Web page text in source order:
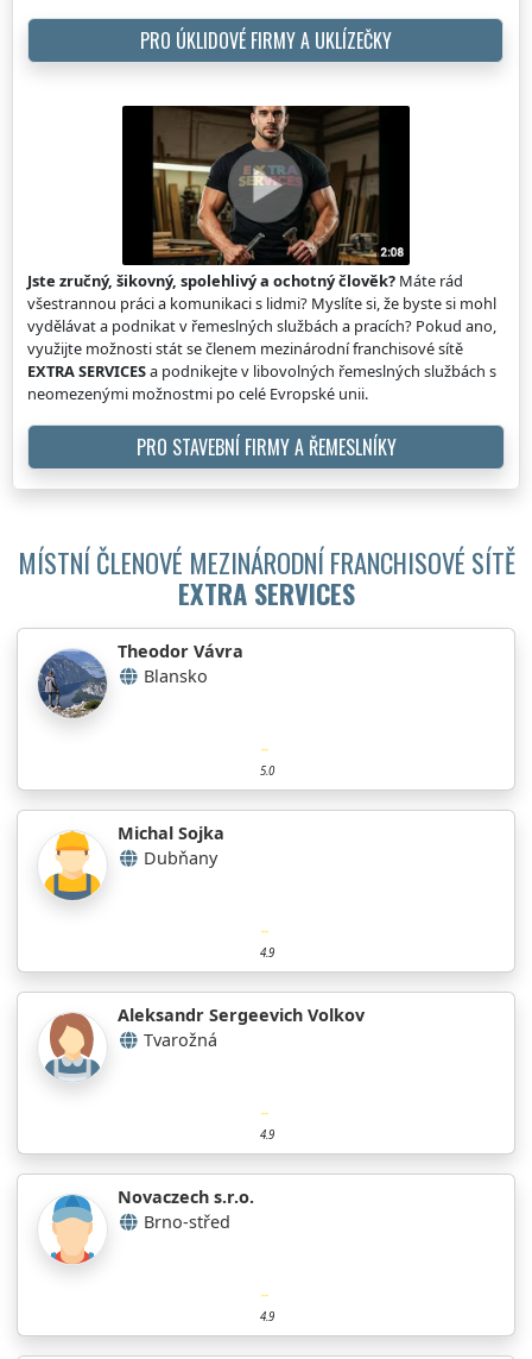
PRO ÚKLIDOVÉ FIRMY A UKLÍZEČKY
Jste zručný, šikovný, spolehlivý a ochotný člověk? Máte rád
všestrannou práci a komunikaci s lidmi? Myslíte si, že byste si mohl
vydělávat a podnikat v řemeslných službách a pracích? Pokud ano,
využijte možnosti stát se členem mezinárodní franchisové sítě
EXTRA SERVICESa podnikejte v libovolných řemeslných službách s
neomezenými možnostmi po celé Evropské unii.
PRO STAVEBNÍ FIRMY A ŘEMESLNÍKY
MÍSTNÍ ČLENOVÉ MEZINÁRODNÍ FRANCHISOVÉ SÍTĚ
EXTRA SERVICES
Theodor Vávra
Blansko
5.0
Michal Sojka
Dubňany
4.9
Aleksandr Sergeevich Volkov
Tvarožná
4.9
Novaczech s.r.o.
Brno-střed
4.9